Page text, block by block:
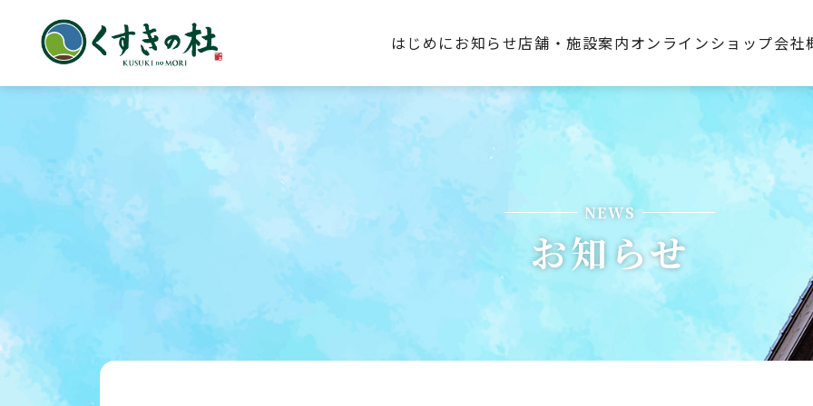
はじめにお知らせ店舗・施設案内オンラインショップ会社
NEWS
お知らせ